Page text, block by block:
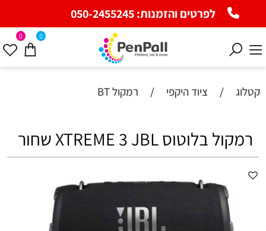
לפרטים והזמנות:050-2455245
0 0
קטלוג / ציוד היקפי / רמקול BT
רמקול בלוטוס XTREME 3 JBL שחור